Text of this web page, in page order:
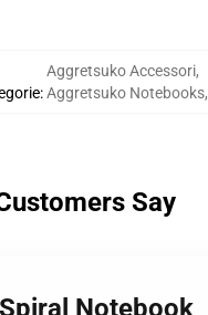
:
Aggretsuko Accessori,
Aggretsuko Notebooks,
Say
Notebook